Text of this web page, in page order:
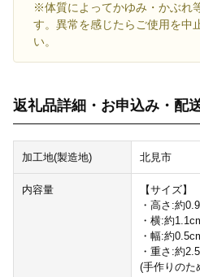
※体質によってかゆみ・かぶれ
す。異常を感じたらご使用を中
い。
返礼品詳細・お申込み・配
加工地(製造地) 北見市
内容量
【サイズ】
・高さ:約
・横:約
・幅:約
・重さ:約
(手作りのた